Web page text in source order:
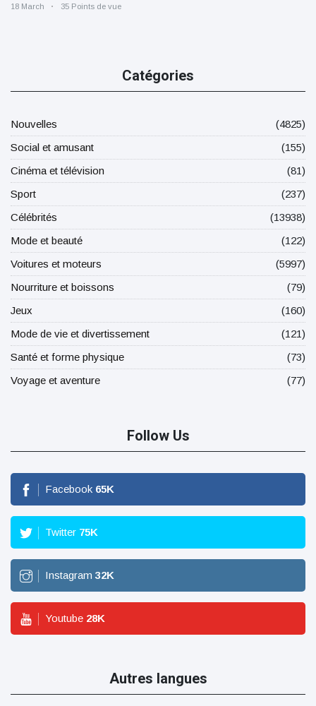
18 March 35 Points de vue
Catégories
Nouvelles
(4825)
Social et amusant
(155)
Cinéma et télévision
(81)
Sport
(237)
Célébrités
(13938)
Mode et beauté
(122)
Voitures et moteurs
(5997)
Nourriture et boissons
(79)
Jeux
(160)
Mode de vie et divertissement
(121)
Santé et forme physique
(73)
Voyage et aventure
(77)
Follow Us
Facebook 65K
Twitter 75K
Instagram 32K
Youtube 28K
Autres langues